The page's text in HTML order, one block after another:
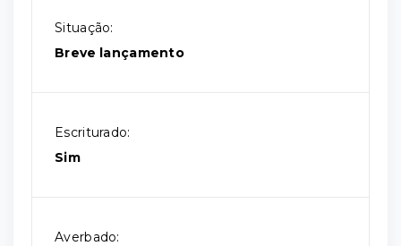
Situação:
Breve lançamento
Escriturado:
Sim
Averbado: